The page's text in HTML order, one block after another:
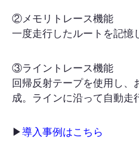
②メモリトレース機能
一度走行したルートを記憶
③ライントレース機能
回帰反射テープを使用し、
成。ラインに沿って自動走
▶︎導入事例はこちら